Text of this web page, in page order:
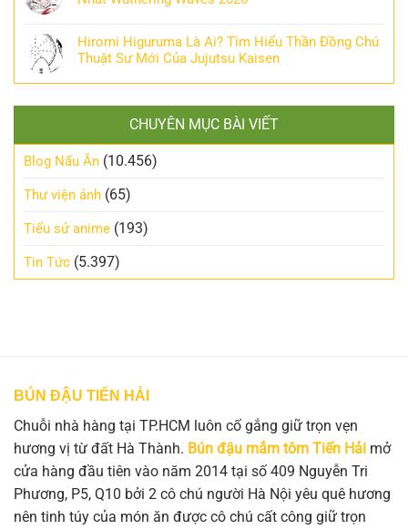
Hiromi Higuruma Là Ai? Tìm Hiểu Thần Đồng Chú
Thuật Sư Mới Của Jujutsu Kaisen
CHUYÊN MỤC BÀI VIẾT
Blog Nấu Ăn (10.456)
Thư viện ảnh (65)
Tiểu sử anime (193)
Tin Tức (5.397)
BÚN ĐẬU TIẾN HẢI
Chuỗi nhà hàng tại TP.HCM luôn cố gắng giữ trọn vẹn
hương vị từ đất Hà Thành. Bún đậu mắm tôm Tiến Hải mở
cửa hàng đầu tiên vào năm 2014 tại số 409 Nguyễn Tri
Phương, P5, Q10 bởi 2 cô chú người Hà Nội yêu quê hương
nên tinh túy của món ăn được cô chú cất công giữ trọn